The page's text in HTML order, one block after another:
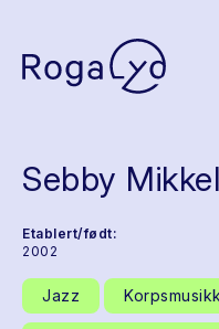
Sebby
Etablert/født:
2002
Jazz Korpsmusikk